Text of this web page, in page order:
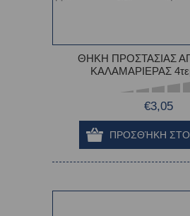
ΘΗΚΗ ΠΡΟΣΤΑΣΙΑΣ
ΚΑΛΑΜΑΡΙΕΡΑΣ
€3,05